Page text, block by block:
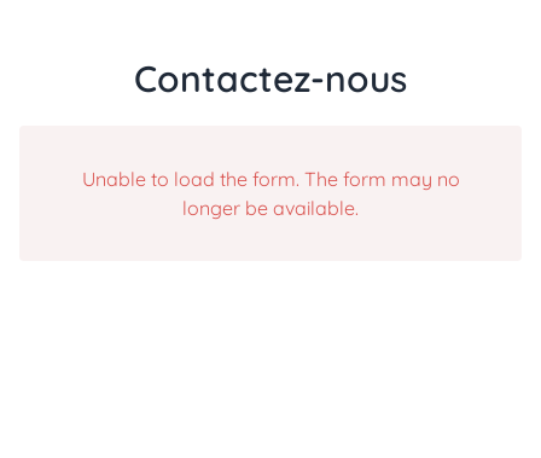
Contactez-nous
Unable to load the form. The form may no
longer be available.